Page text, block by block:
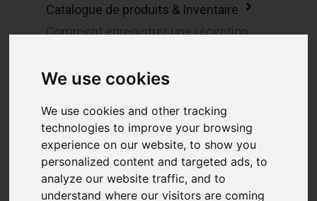
We use cookies
We use cookies and other tracking
technologies to improve your browsing
experience on our website, to show you
personalized content and targeted ads, to
analyze our website traffic, and to
understand where our visitors are coming
Catalogue de produits & Inventaire
Comment enregistrer une réception
magasin sur votre terminal mobile POS
Comment
enregistrer une
réception non